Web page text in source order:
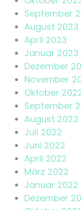
September
August 2023
April 2023
Januar 2023
Dezember
November
Oktober
September
August 2022
Juli 2022
Juni 2022
April 2022
März 2022
Januar 2022
Dezember